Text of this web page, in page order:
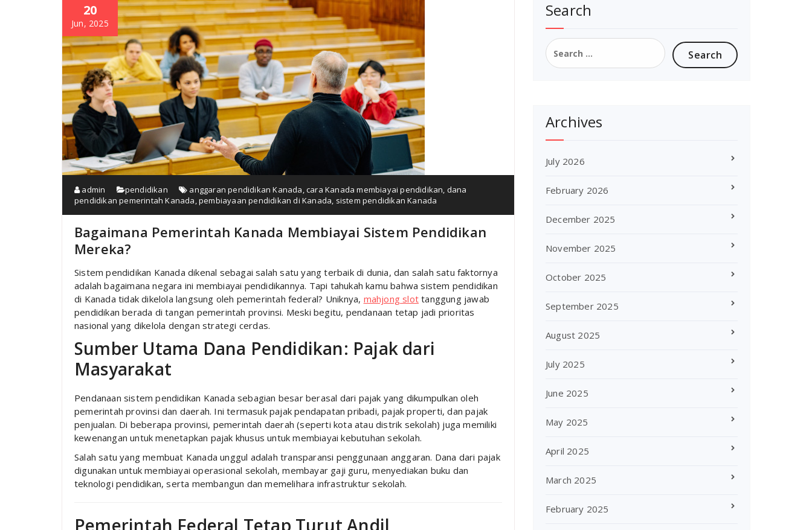
20
Jun, 2025
admin pendidikan anggaran pendidikan Kanada,cara Kanada membiayai pendidikan, dana
pendidikan pemerintah Kanada,pembiayaan pendidikan di Kanada, sistem pendidikan Kanada
Bagaimana Pemerintah Kanada Membiayai Sistem Pendidikan
Mereka?
Sistem pendidikan Kanada dikenal sebagai salah satu yang terbaik di dunia, dan salah satu faktornya
adalah bagaimana negara ini membiayai pendidikannya. Tapi tahukah kamu bahwa sistem pendidikan
di Kanada tidak dikelola langsung oleh pemerintah federal? Uniknya, mahjong slot tanggung jawab
pendidikan berada di tangan pemerintah provinsi. Meski begitu, pendanaan tetap jadi prioritas
nasional yang dikelola dengan strategi cerdas.
Sumber Utama Dana Pendidikan: Pajak dari
Masyarakat
Pendanaan sistem pendidikan Kanada sebagian besar berasal dari pajak yang dikumpulkan oleh
pemerintah provinsi dan daerah. Ini termasuk pajak pendapatan pribadi, pajak properti, dan pajak
penjualan. Di beberapa provinsi, pemerintah daerah (seperti kota atau distrik sekolah) juga memiliki
kewenangan untuk menetapkan pajak khusus untuk membiayai kebutuhan sekolah.
Salah satu yang membuat Kanada unggul adalah transparansi penggunaan anggaran. Dana dari pajak
digunakan untuk membiayai operasional sekolah, membayar gaji guru, menyediakan buku dan
teknologi pendidikan, serta membangun dan memelihara infrastruktur sekolah.
Pemerintah Federal Tetap Turut Andil
Search
Search
for:
Archives
July 2026
February 2026
December 2025
November 2025
October 2025
September 2025
August 2025
July 2025
June 2025
May 2025
April 2025
March 2025
February 2025